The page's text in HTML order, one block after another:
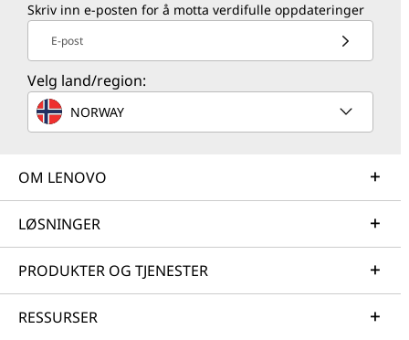
Skriv inn e-posten for å motta verdifulle oppdateringer
E-post
Velg land/region:
NORWAY
OM LENOVO
LØSNINGER
PRODUKTER OG TJENESTER
RESSURSER